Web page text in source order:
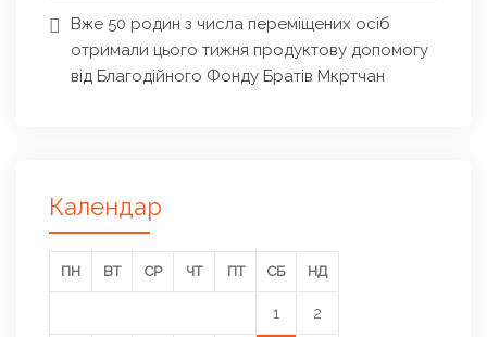
Вже 50 родин з числа переміщених осіб
отримали цього тижня продуктову допомогу
від Благодійного Фонду Братів Мкртчан
Календар
ПН ВТ СР ЧТ ПТ СБ НД
1 2